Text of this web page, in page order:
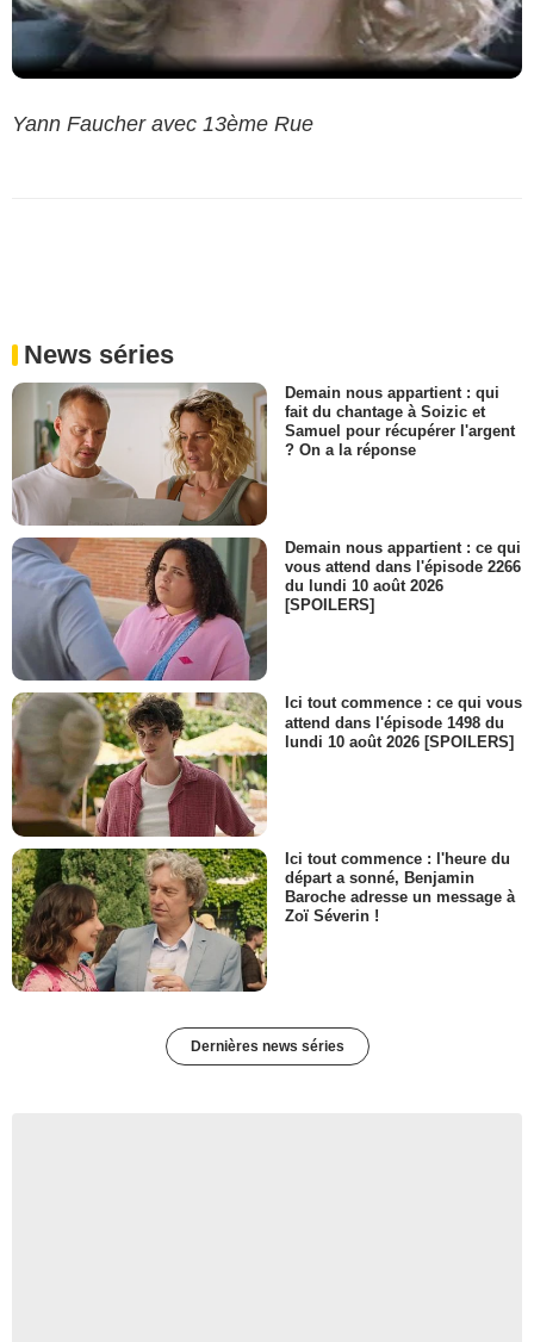
Yann Faucher avec 13ème Rue
News séries
Demain nous appartient : qui
fait du chantage à Soizic et
Samuel pour récupérer l'argent
? On a la réponse
Demain nous appartient : ce qui
vous attend dans l'épisode 2266
du lundi 10 août 2026
[SPOILERS]
Ici tout commence : ce qui vous
attend dans l'épisode 1498 du
lundi 10 août 2026 [SPOILERS]
Ici tout commence : l'heure du
départ a sonné, Benjamin
Baroche adresse un message à
Zoï Séverin !
Dernières news séries